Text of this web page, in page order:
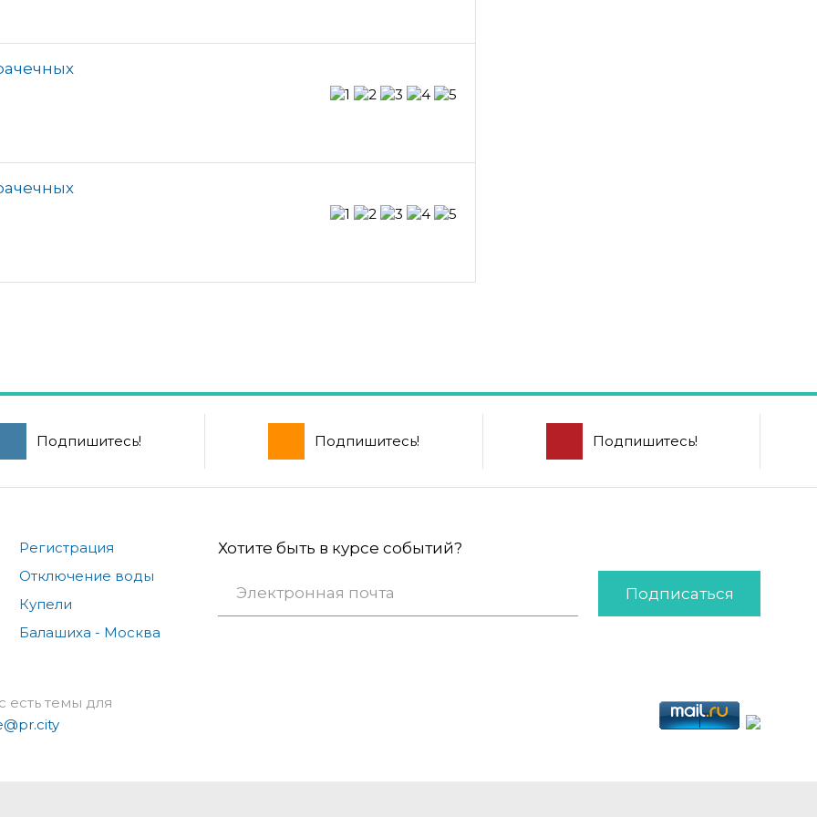
Подпишитесь! Подпишитесь! Подпишитесь!
Регистрация
Отключение воды
Купели
Балашиха - Москва
Хотите быть в курсе событий?
Подписаться
есть темы для